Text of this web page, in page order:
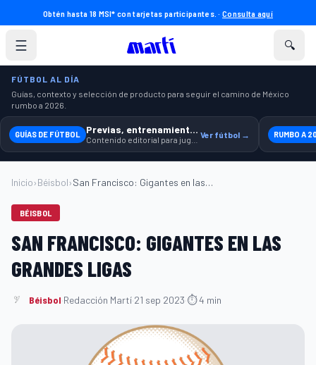
Obtén hasta 18 MSI* con tarjetas participantes. ·Consulta aquí
☰ 🔍
FÚTBOL AL DÍA
Guías, contexto y selección de producto para seguir el camino de México
rumbo a 2026.
GUÍAS DE FÚTBOL Previas, entrenamiento y producto Ver fútbol → RUMBO A
Inicio›Béisbol› San Francisco: Gigantes en las Grandes L...
BÉISBOL
SAN FRANCISCO: GIGANTES EN LAS
GRANDES LIGAS
Béisbol·Redacción Martí·21 sep 2023·⏱ 4 min